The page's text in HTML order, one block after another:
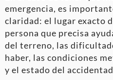
emergencia, es
claridad: el lugar exacto
persona que precisa
del terreno, las
haber, las condiciones
y el estado del